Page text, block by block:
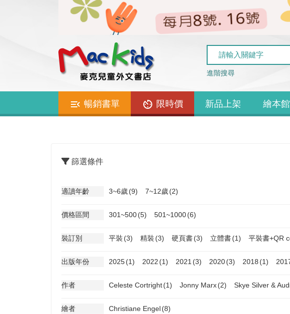
進階搜尋
暢銷書單 限時價 新品上架 繪本館
篩選條件
適讀年齡 3~6歲(9) 7~12歲(2)
價格區間 301~500(5) 501~1000(6)
裝訂別 平裝 (3) 精裝 (3) 硬頁書(3) 立體書(1) 平裝書+QR
出版年份 2025(1) 2022 (1) 2021 (3) 2020(3) 2018 (1)
作者 Celeste Cortright(1) Jonny Marx(2) Skye Silver &
繪者 Christiane Engel(8)